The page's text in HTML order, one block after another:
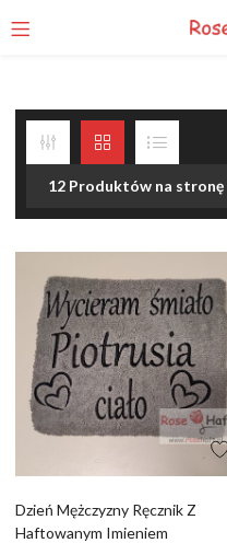
12 Produktów na stronę
Dzień Mężczyzny Ręcznik Z
Haftowanym Imieniem